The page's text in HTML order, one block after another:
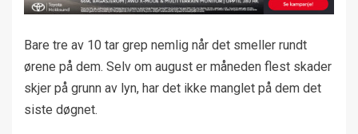
Bare tre av 10 tar grep nemlig når det smeller rundt
ørene på dem. Selv om august er måneden flest skader
skjer på grunn av lyn, har det ikke manglet på dem det
siste døgnet.